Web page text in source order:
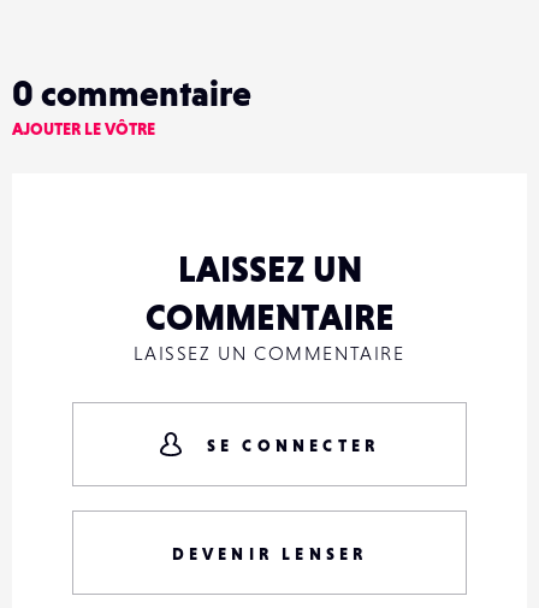
0 commentaire
AJOUTER LE VÔTRE
LAISSEZ UN
COMMENTAIRE
LAISSEZ UN COMMENTAIRE
SE CONNECTER
DEVENIR LENSER